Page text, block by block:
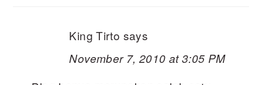
King Tirto says
November 7, 2010 at 3:05 PM